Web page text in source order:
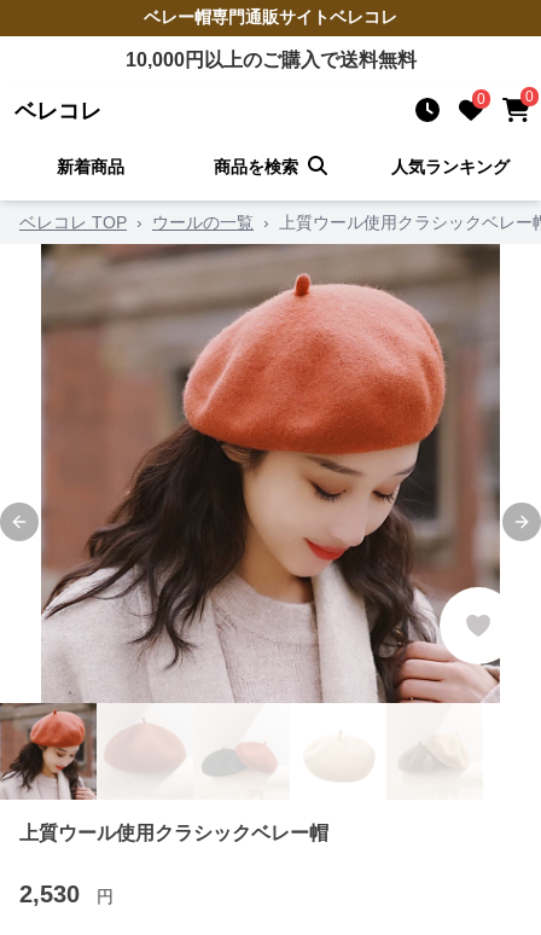
ベレー帽専門通販サイトベレコレ
10,000円以上のご購入で送料無料
ベレコレ 0 0
新着商品 商品を検索 人気ランキング
ベレコレ TOP › ウールの一覧 › 上質ウール使用クラシックベレー
Previous slide
上質ウール使用クラシックベレー帽
2,530 円